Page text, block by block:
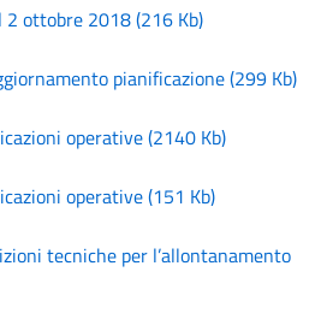
2 ottobre 2018(216 Kb)
pianificazione(299 Kb)
operative(2140 Kb)
operative(151 Kb)
tecniche per l’allontanamento